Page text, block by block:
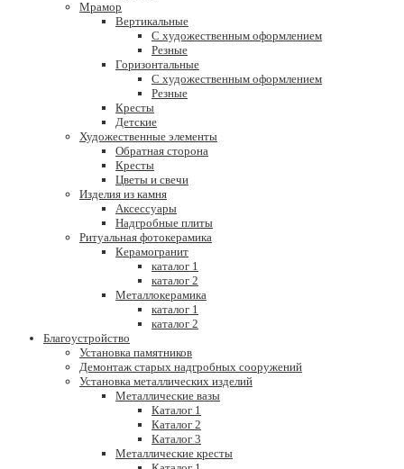
Мрамор
Вертикальные
С художественным оформлением
Резные
Горизонтальные
С художественным оформлением
Резные
Кресты
Детские
Художественные элементы
Обратная сторона
Кресты
Цветы и свечи
Изделия из камня
Аксессуары
Надгробные плиты
Ритуальная фотокерамика
Керамогранит
каталог 1
каталог 2
Металлокерамика
каталог 1
каталог 2
Благоустройство
Установка памятников
Демонтаж старых надгробных сооружений
Установка металлических изделий
Металлические вазы
Каталог 1
Каталог 2
Каталог 3
Металлические кресты